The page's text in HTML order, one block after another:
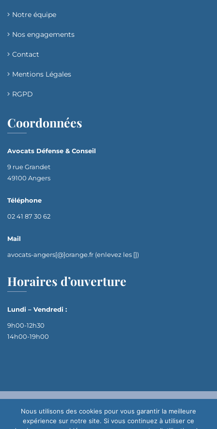
Notre équipe
Nos engagements
Contact
Mentions Légales
RGPD
Coordonnées
Avocats Défense & Conseil
9 rue Grandet
49100 Angers
Téléphone
02 41 87 30 62
Mail
avocats-angers[@]orange.fr (enlevez les [])
Horaires d’ouverture
Lundi – Vendredi :
9h00-12h30
14h00-19h00
Nous utilisons des cookies pour vous garantir la meilleure
expérience sur notre site. Si vous continuez à utiliser ce
Site réalisé par
© 2024 Avocats Défense & Conseil | Tous